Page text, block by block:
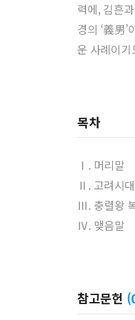
력에, 김흔
경의 ‘義男
운 사례이기
목차
Ⅰ. 머리말
Ⅱ. 고려시
Ⅲ. 충렬왕
Ⅳ. 맺음말
참고문헌 (